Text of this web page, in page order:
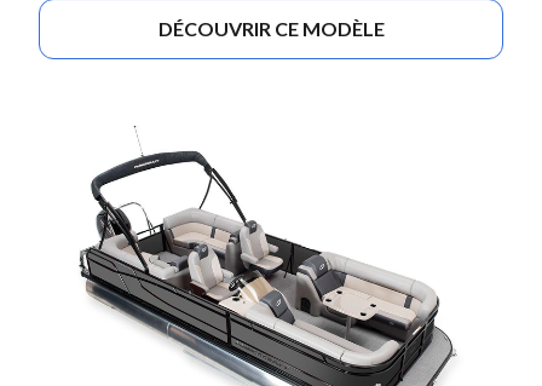
DÉCOUVRIR CE MODÈLE